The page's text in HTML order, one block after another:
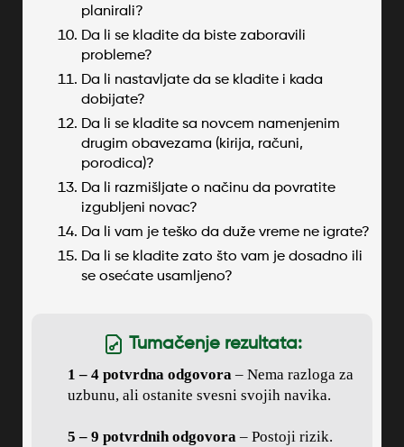
planirali?
Da li se kladite da biste zaboravili
probleme?
Da li nastavljate da se kladite i kada
dobijate?
Da li se kladite sa novcem namenjenim
drugim obavezama (kirija, računi,
porodica)?
Da li razmišljate o načinu da povratite
izgubljeni novac?
Da li vam je teško da duže vreme ne igrate?
Da li se kladite zato što vam je dosadno ili
se osećate usamljeno?
Tumačenje rezultata:
1 – 4 potvrdna odgovora– Nema razloga za
uzbunu, ali ostanite svesni svojih navika.
5 – 9 potvrdnih odgovora– Postoji rizik.